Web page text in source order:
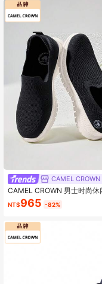
CAMEL CROWN 男士时尚休
春季轻便休闲网眼透气步行鞋
运动一脚蹬网眼鞋
NT$965 -82%